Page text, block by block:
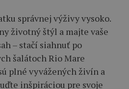
správnej výživy vysoko.
životný štýl a majte vaše
– stačí siahnuť po
šalátoch Rio Mare
plné vyvážených živín a
inšpiráciou pre svoje